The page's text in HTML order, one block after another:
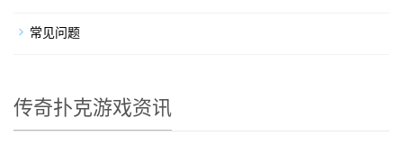
常见问题
传奇扑克游戏资讯